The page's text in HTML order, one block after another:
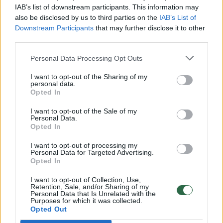
IAB’s list of downstream participants. This information may
also be disclosed by us to third parties on the IAB’s List of
Downstream Participants that may further disclose it to other
Personal Data Processing Opt Outs
I want to opt-out of the Sharing of my
personal data.
Opted In
I want to opt-out of the Sale of my
Personal Data.
Opted In
I want to opt-out of processing my
Personal Data for Targeted Advertising.
Opted In
I want to opt-out of Collection, Use,
Retention, Sale, and/or Sharing of my
Personal Data that Is Unrelated with the
Purposes for which it was collected.
Opted Out
00:00:30
Vaizdai iš tragiškos avarijos Vilniaus r.: dviejų moterų ir
vaiko gyvybių išgelbėti nepavyko
32 laipsnių šilumos
Žinios
Nufilmavo, kaip patvino Vilniaus Vakarinis aplinkkelis:
vaizdas pribloškia
Žinios | Lietuvos diena
00:00:55
Avarija Vilniuje: į stotelę įsirėžęs automobilis sužalojo
dvi moteris